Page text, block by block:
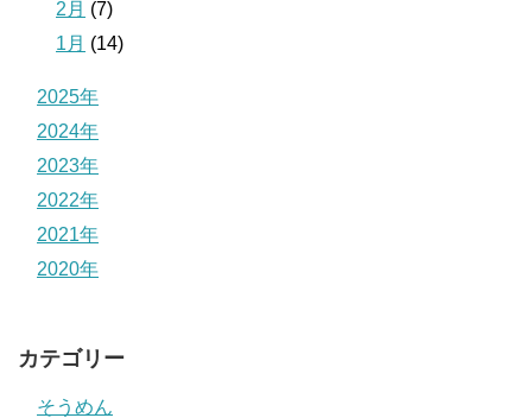
2月 (7)
1月 (14)
2025年
2024年
2023年
2022年
2021年
2020年
カテゴリー
そうめん